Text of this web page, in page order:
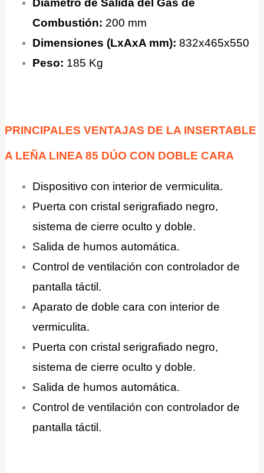
Diámetro de Salida del Gas de
Combustión: 200 mm
Dimensiones (LxAxA mm): 832x465x550
Peso: 185 Kg
PRINCIPALES VENTAJAS DE LA INSERTABLE
A LEÑA LINEA 85 DÚO CON DOBLE CARA
Dispositivo con interior de vermiculita.
Puerta con cristal serigrafiado negro,
sistema de cierre oculto y doble.
Salida de humos automática.
Control de ventilación con controlador de
pantalla táctil.
Aparato de doble cara con interior de
vermiculita.
Puerta con cristal serigrafiado negro,
sistema de cierre oculto y doble.
Salida de humos automática.
Control de ventilación con controlador de
pantalla táctil.